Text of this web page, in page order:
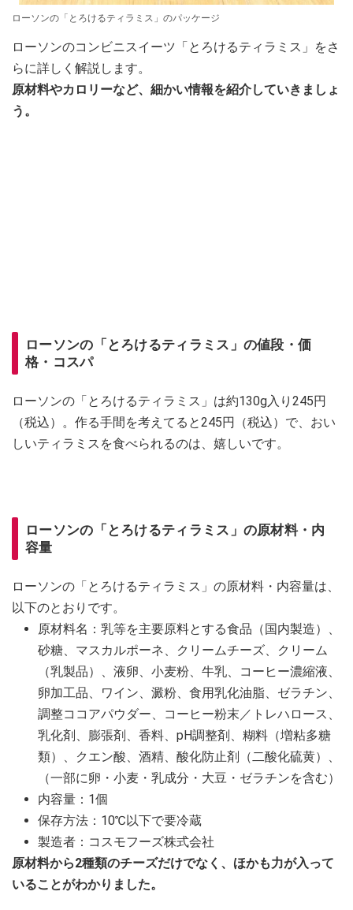
ローソンの「とろけるティラミス」のパッケージ
ローソンのコンビニスイーツ「とろけるティラミス」をさ
らに詳しく解説します。
原材料やカロリーなど、細かい情報を紹介していきましょ
う。
ローソンの「とろけるティラミス」の値段・価
格・コスパ
ローソンの「とろけるティラミス」は約130g入り245円
（税込）。作る手間を考えてると245円（税込）で、おい
しいティラミスを食べられるのは、嬉しいです。
ローソンの「とろけるティラミス」の原材料・内
容量
ローソンの「とろけるティラミス」の原材料・内容量は、
以下のとおりです。
原材料名：乳等を主要原料とする食品（国内製造）、
砂糖、マスカルポーネ、クリームチーズ、クリーム
（乳製品）、液卵、小麦粉、牛乳、コーヒー濃縮液、
卵加工品、ワイン、澱粉、食用乳化油脂、ゼラチン、
調整ココアパウダー、コーヒー粉末／トレハロース、
乳化剤、膨張剤、香料、pH調整剤、糊料（増粘多糖
類）、クエン酸、酒精、酸化防止剤（二酸化硫黄）、
（一部に卵・小麦・乳成分・大豆・ゼラチンを含む）
内容量：1個
保存方法：10℃以下で要冷蔵
製造者：コスモフーズ株式会社
原材料から2種類のチーズだけでなく、ほかも力が入って
いることがわかりました。